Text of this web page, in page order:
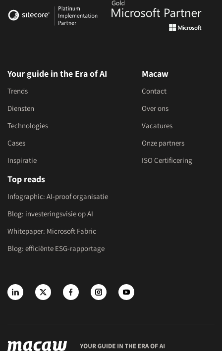
Your guide in the Era of AI
Trends
Diensten
Technologies
Cases
Inspiratie
Macaw
Contact
Over ons
Vacatures
Onze partners
ISO Certificering
Top reads
Infographic: AI-proof organisatie
Blog: investeringsvisie op AI
Whitepaper: Microsoft Fabric
Blog: efficiënte ESG-rapportage